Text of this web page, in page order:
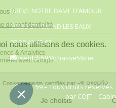
DREVE NOTRE DAME D’AMOUR
59230 ST AMAND LES EAUX
03.20.41.45.63
webfdc59@chasse59.net
© FDC 59 – Tous droits réservés
par COJT–